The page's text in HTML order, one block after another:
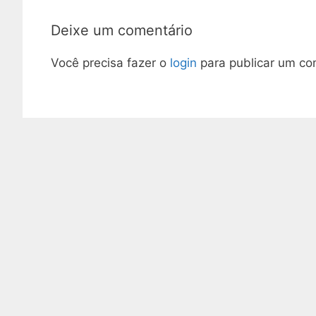
Deixe um comentário
Você precisa fazer o login para publicar um